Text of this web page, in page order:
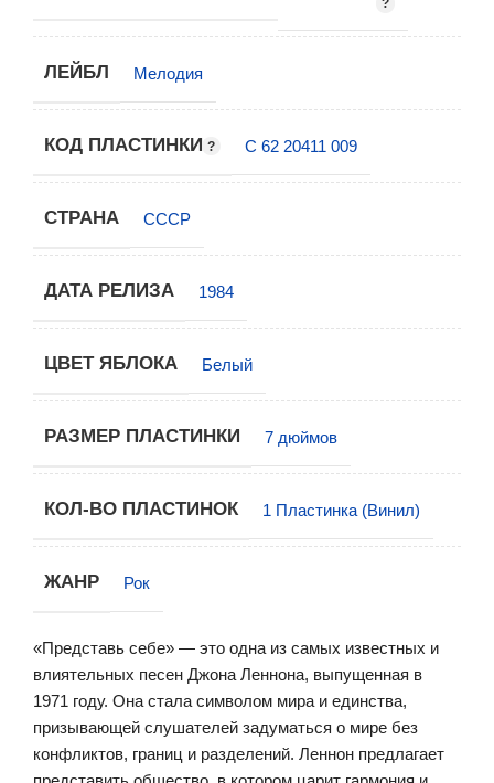
ЛЕЙБЛ Мелодия
КОД ПЛАСТИНКИ C 62 20411 009
СТРАНА СССР
ДАТА РЕЛИЗА 1984
ЦВЕТ ЯБЛОКА Белый
РАЗМЕР ПЛАСТИНКИ 7 дюймов
КОЛ-ВО ПЛАСТИНОК 1 Пластинка (Винил)
ЖАНР Рок
«Представь себе» — это одна из самых известных и
влиятельных песен Джона Леннона, выпущенная в
1971 году. Она стала символом мира и единства,
призывающей слушателей задуматься о мире без
конфликтов, границ и разделений. Леннон предлагает